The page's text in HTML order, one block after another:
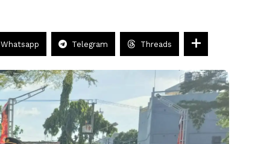
Whatsapp Telegram Threads